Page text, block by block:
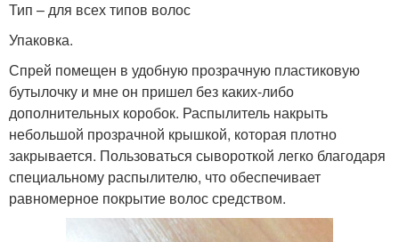
Тип – для всех типов волос
Упаковка.
Спрей помещен в удобную прозрачную пластиковую
бутылочку и мне он пришел без каких-либо
дополнительных коробок. Распылитель накрыть
небольшой прозрачной крышкой, которая плотно
закрывается. Пользоваться сывороткой легко благодаря
специальному распылителю, что обеспечивает
равномерное покрытие волос средством.